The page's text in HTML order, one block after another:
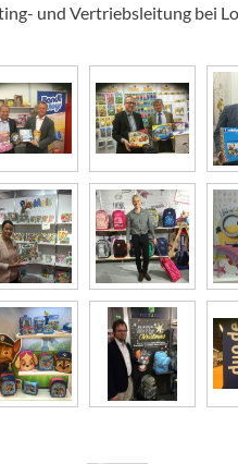
und Vertriebsleitung bei